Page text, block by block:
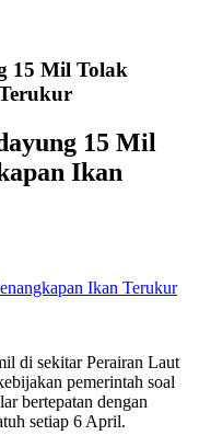
15 Mil Tolak
15 Mil
Ikan
Ikan Terukur
di sekitar Perairan Laut
pemerintah soal
bertepatan dengan
setiap 6 April.